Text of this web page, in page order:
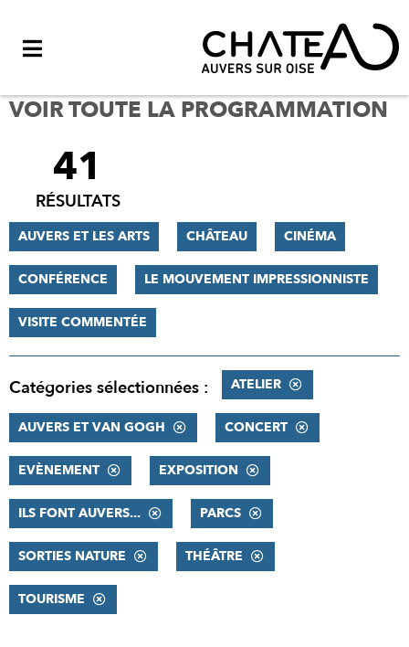
VOIR TOUTE LA PROGRAMMATION
FILTRER
RÉSULTATS
41
RÉSULTATS
AUVERS ET LES ARTS CHÂTEAU CINÉMA
CONFÉRENCE LE MOUVEMENT IMPRESSIONNISTE
VISITE COMMENTÉE
Catégories sélectionnées : ATELIER
AUVERS ET VAN GOGH CONCERT
EVÈNEMENT EXPOSITION
ILS FONT AUVERS... PARCS
SORTIES NATURE THÉÂTRE
TOURISME